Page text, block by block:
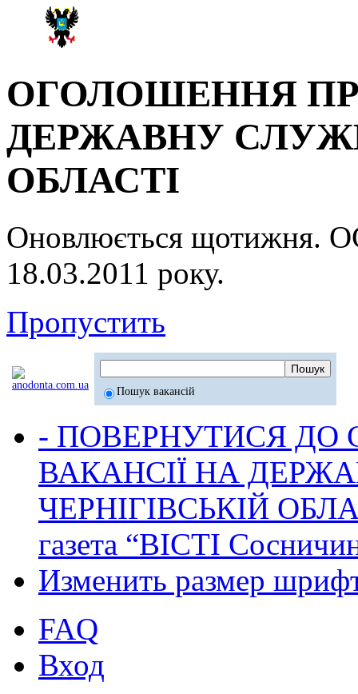
ОГОЛОШЕННЯ
ДЕРЖАВНУ
ОБЛАСТІ
Оновлюється
18.03.2011 року.
Пропустить
Пошук вакансій
- ПОВЕРНУТИСЯ ДО
ВАКАНСІЇ НА
ЧЕРНІГІВСЬКІЙ
газета “ВІСТІ
Изменить размер
FAQ
Вход